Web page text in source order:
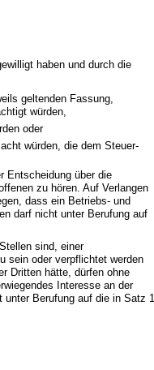
haben und durch die
geltenden Fassung,
würden,
oder
würden, die dem Steuer-
Entscheidung über die
zu hören. Auf Verlangen
dass ein Betriebs- und
darf nicht unter Berufung auf
sind, einer
sein oder verpflichtet werden
Dritten hätte, dürfen ohne
Interesse an der
unter Berufung auf die in Satz 1